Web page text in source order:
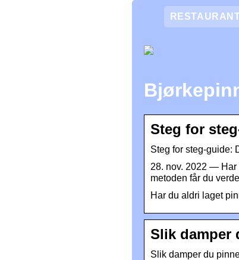
Steg for
Steg for steg-guide:
28. nov. 2022 — Har
metoden får du
Har du aldri laget
Slik damper
Slik damper du